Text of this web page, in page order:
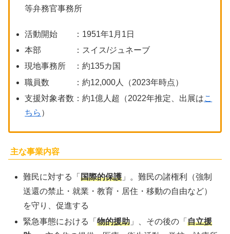
等弁務官事務所
活動開始 ：1951年1月1日
本部 ：スイス/ジュネーブ
現地事務所 ：約135カ国
職員数 ：約12,000人（2023年時点）
支援対象者数：約1億人超（2022年推定、出展はこ
ちら ）
主な事業内容
難民に対する「国際的保護 」。難民の諸権利（強制
送還の禁止・就業・教育・居住・移動の自由など）
を守り、促進する
緊急事態における「物的援助 」、その後の「自立援